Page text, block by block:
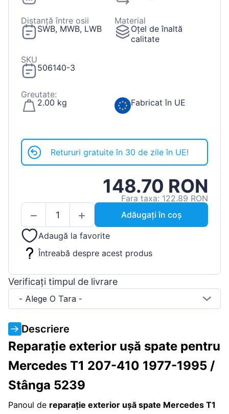
Distanță între osii
SWB, MWB, LWB
Material
Oțel de înaltă
calitate
SKU
506140-3
Greutate:
2.00 kg
Fabricat în UE
Retururi gratuite în 30 de zile în UE!
148.70 RON
Fara taxa: 122.89 RON
Adăugați în coș
Adaugă la favorite
Întreabă despre acest produs
Verificați timpul de livrare
- Alege O Tara -
Descriere
Reparație exterior ușă spate pentru
Mercedes T1 207-410 1977-1995 /
Stânga 5239
Panoul de reparație exterior ușă spate Mercedes T1